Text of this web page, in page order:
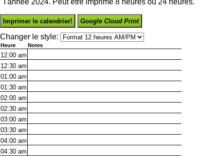
l'année 2024. Peut être imprimé 8 heures ou 24 heures.
Imprimer le calendrier! Google Cloud Print
Changer le style:
Heure Notes
12:00 am
12:30 am
01:00 am
01:30 am
02:00 am
02:30 am
03:00 am
03:30 am
04:00 am
04:30 am